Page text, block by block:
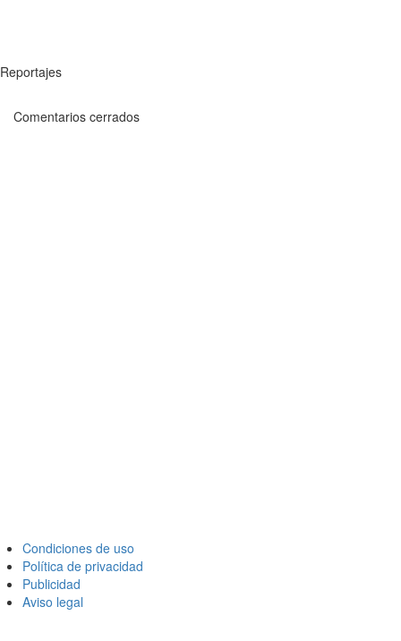
Reportajes
Comentarios cerrados
Condiciones de uso
Política de privacidad
Publicidad
Aviso legal